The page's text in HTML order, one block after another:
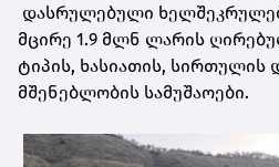
დასრულებული
მცირე 1.9 მლნ ლარის
ტიპის, ხასიათის, სირთულის
მშენებლობის სამუშაოები.